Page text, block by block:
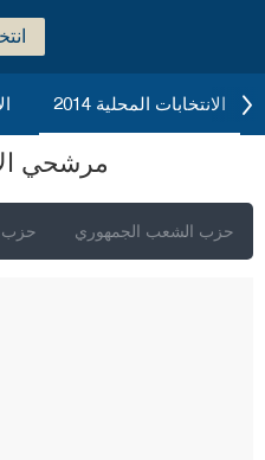
الانتخابات المحلية 2014
مرشحي
حزب حزب الشعب الجمهوري